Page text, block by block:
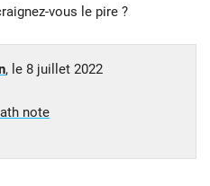
vous le pire ?
, le 8 juillet 2022
note